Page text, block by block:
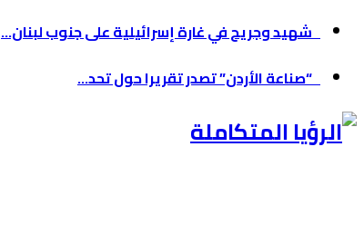
شهيد وجريح في غارة إسرائيلية على جنوب لبنان...
“صناعة الأردن” تصدر تقريرا حول تحد...